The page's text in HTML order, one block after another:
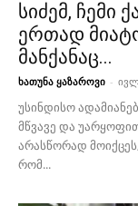
სიძემ, ჩემი
ერთად
მანქანაც...
ხათუნა ყაზაროვი -
უსინდისო
მწვავე და
არასწორად
რომ...